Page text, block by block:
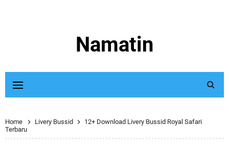
Namatin
Home Livery Bussid
12+ Download Livery Bussid Royal Safari
Terbaru